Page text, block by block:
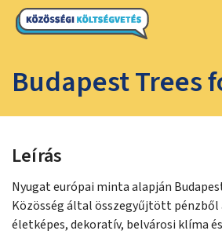
Budapest Trees
Leírás
Nyugat európai minta alapján
Közösség által összegyűjtött pénzből
életképes, dekoratív, belvárosi klíma